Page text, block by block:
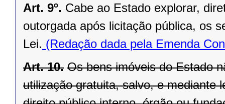
Art. 9º. Cabe ao Estado explorar,
outorgada após licitação pública, os
Lei. (Redação dada pela Emenda
Art. 10. Os bens imóveis do Estado
utilização gratuita, salvo, e mediante